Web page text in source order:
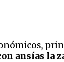
ansías la